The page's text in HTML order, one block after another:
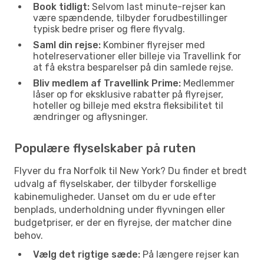
Book tidligt: Selvom last minute-rejser kan
være spændende, tilbyder forudbestillinger
typisk bedre priser og flere flyvalg.
Saml din rejse: Kombiner flyrejser med
hotelreservationer eller billeje via Travellink for
at få ekstra besparelser på din samlede rejse.
Bliv medlem af Travellink Prime: Medlemmer
låser op for eksklusive rabatter på flyrejser,
hoteller og billeje med ekstra fleksibilitet til
ændringer og aflysninger.
Populære flyselskaber på ruten
Flyver du fra Norfolk til New York? Du finder et bredt
udvalg af flyselskaber, der tilbyder forskellige
kabinemuligheder. Uanset om du er ude efter
benplads, underholdning under flyvningen eller
budgetpriser, er der en flyrejse, der matcher dine
behov.
Vælg det rigtige sæde: På længere rejser kan